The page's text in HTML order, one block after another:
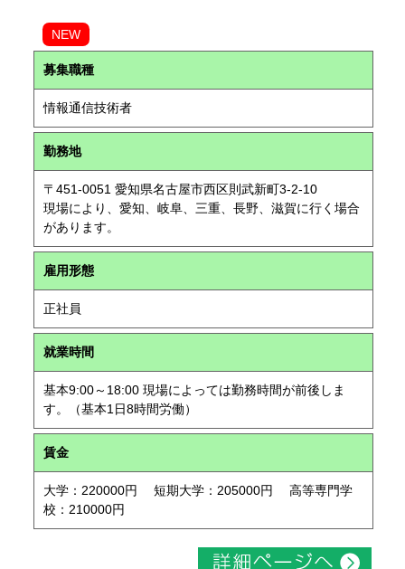
NEW
募集職種
情報通信技術者
勤務地
〒451-0051 愛知県名古屋市西区則武新町3-2-10
現場により、愛知、岐阜、三重、長野、滋賀に行く場合
があります。
雇用形態
正社員
就業時間
基本9:00～18:00 現場によっては勤務時間が前後しま
す。（基本1日8時間労働）
賃金
大学：220000円 短期大学：205000円 高等専門学
校：210000円